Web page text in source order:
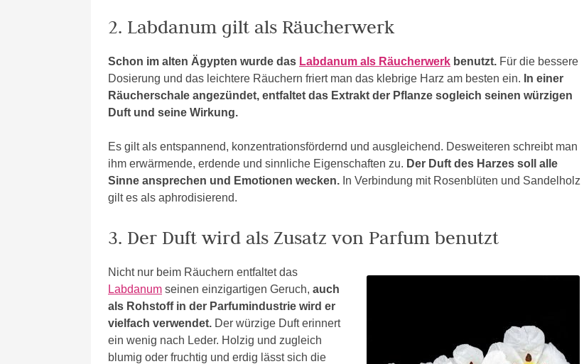
2. Labdanum gilt als Räucherwerk
Schon im alten Ägypten wurde das Labdanum als Räucherwerk benutzt. Für die bessere
Dosierung und das leichtere Räuchern friert man das klebrige Harz am besten ein. In einer
Räucherschale angezündet, entfaltet das Extrakt der Pflanze sogleich seinen würzigen
Duft und seine Wirkung.
Es gilt als entspannend, konzentrationsfördernd und ausgleichend. Desweiteren schreibt man
ihm erwärmende, erdende und sinnliche Eigenschaften zu. Der Duft des Harzes soll alle
Sinne ansprechen und Emotionen wecken. In Verbindung mit Rosenblüten und Sandelholz
gilt es als aphrodisierend.
3. Der Duft wird als Zusatz von Parfum benutzt
Nicht nur beim Räuchern entfaltet das
Labdanum seinen einzigartigen Geruch, auch
als Rohstoff in der Parfumindustrie wird er
vielfach verwendet. Der würzige Duft erinnert
ein wenig nach Leder. Holzig und zugleich
blumig oder fruchtig und erdig lässt sich die